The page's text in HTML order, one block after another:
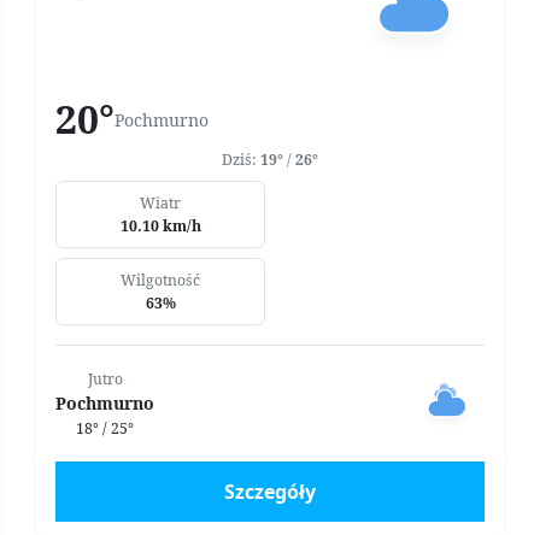
20°Pochmurno
Dziś: 19°/26°
Wiatr
10.10 km/h
Wilgotność
63%
Jutro
Pochmurno
18° / 25°
Szczegóły